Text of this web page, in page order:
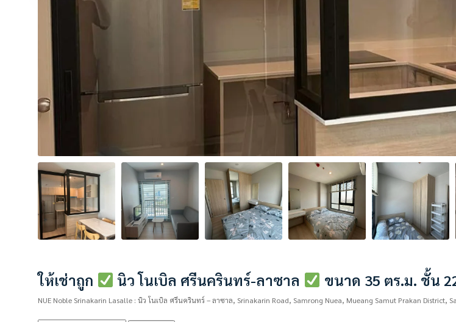
ให้เช่าถูก นิว โนเบิล ศรีนครินทร์-ลาซาล ขนาด 35 ตร.ม. ชั้น
NUE Noble Srinakarin Lasalle : นิว โนเบิล ศรีนครินทร์ – ลาซาล, Srinakarin Road, Samrong Nuea, Mueang Samut Prakan District,